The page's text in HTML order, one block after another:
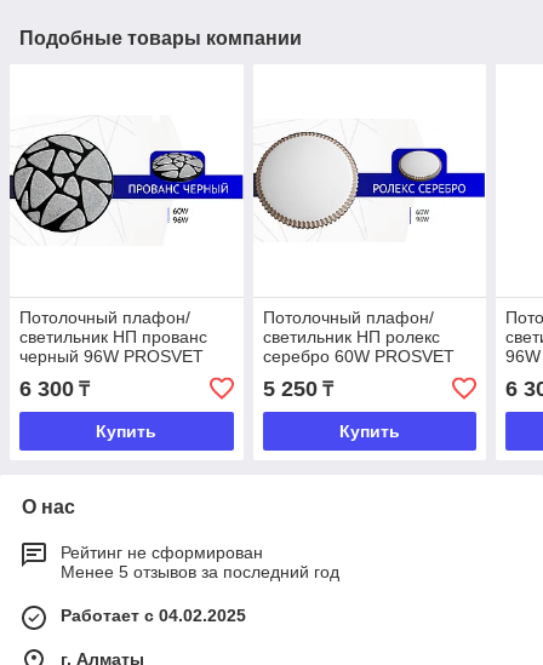
Подобные товары компании
Потолочный плафон/
светильник НП прованс
черный 96W PROSVET
6 300 ₸
Купить
Потолочный плафон/
светильник НП ролекс
серебро 60W PROSVET
5 250₸
Купить
6
О нас
Рейтинг не сформирован
Менее 5 отзывов за последний год
Работает с 04.02.2025
г. Алматы